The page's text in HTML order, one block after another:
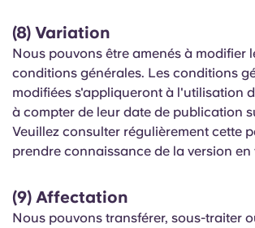
(8) Variation
Nous pouvons être amenés à modifier
conditions générales. Les conditions
modifiées s'appliqueront à l'utilisation
à compter de leur date de publication
Veuillez consulter régulièrement cette
prendre connaissance de la version en
(9) Affectation
Nous pouvons transférer, sous-traiter